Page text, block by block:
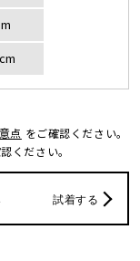
点 をご確認ください。
ください。
試着する